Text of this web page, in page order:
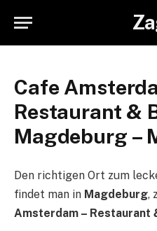
Cafe
Restaurant &
Magdeburg –
Den richtigen Ort zum
findet man in Magdeburg,
Amsterdam – Restaurant